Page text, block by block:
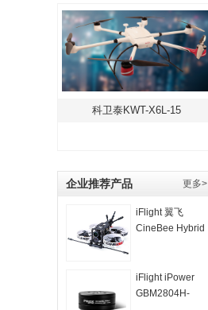
科卫泰KWT-X6L-15
企业推荐产品 更多>
iFlight 翼飞
CineBee Hybrid
套机
iFlight iPower
GBM2804H-